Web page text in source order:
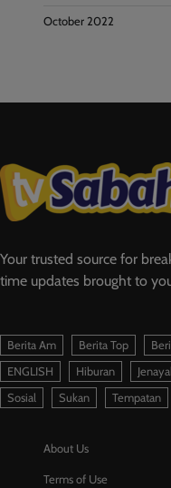
October 2022
Your trusted source for
time updates brought to
Berita Am Berita Top
ENGLISH
Hiburan
Sosial
Sukan Tempatan
About Us
Terms of Use